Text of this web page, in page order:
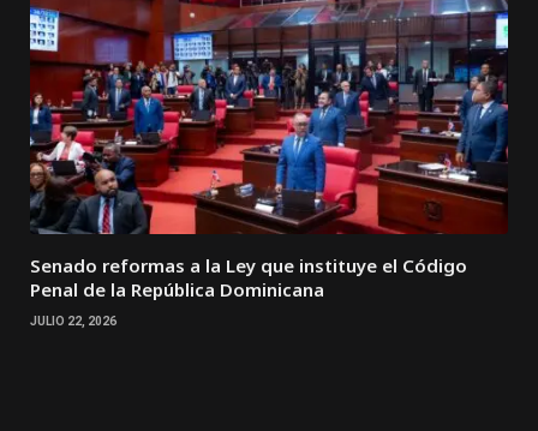
Senado reformas a la Ley que instituye el Código
Penal de la República Dominicana
JULIO 22, 2026